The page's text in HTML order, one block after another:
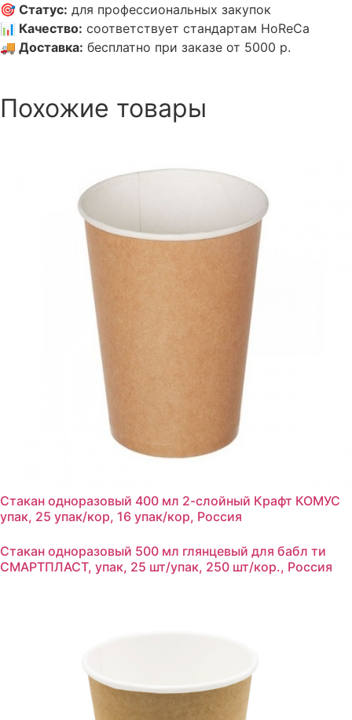
🎯 Статус: для профессиональных закупок
📊 Качество: соответствует стандартам HoReCa
🚚 Доставка: бесплатно при заказе от 5000 р.
Похожие товары
Стакан одноразовый 400 мл 2-слойный Крафт КОМУС
упак, 25 упак/кор, 16 упак/кор, Россия
Стакан одноразовый 500 мл глянцевый для бабл ти
СМАРТПЛАСТ, упак, 25 шт/упак, 250 шт/кор., Россия